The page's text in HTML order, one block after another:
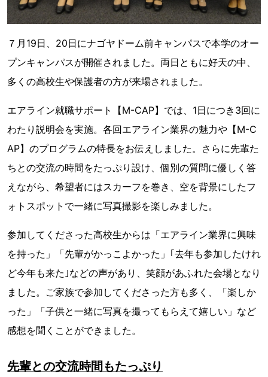
７月19日、20日にナゴヤドーム前キャンパスで本学のオー
プンキャンパスが開催されました。両日ともに好天の中、
多くの高校生や保護者の方が来場されました。
エアライン就職サポート【M-CAP】では、1日につき3回に
わたり説明会を実施。各回エアライン業界の魅力や【M-C
AP】のプログラムの特長をお伝えしました。さらに先輩た
ちとの交流の時間をたっぷり設け、個別の質問に優しく答
えながら、希望者にはスカーフを巻き、空を背景にしたフ
ォトスポットで一緒に写真撮影を楽しみました。
参加してくださった高校生からは「エアライン業界に興味
を持った」「先輩がかっこよかった」｢去年も参加したけれ
ど今年も来た｣などの声があり、笑顔があふれた会場となり
ました。ご家族で参加してくださった方も多く、「楽しか
った」「子供と一緒に写真を撮ってもらえて嬉しい」など
感想を聞くことができました。
先輩との交流時間もたっぷり